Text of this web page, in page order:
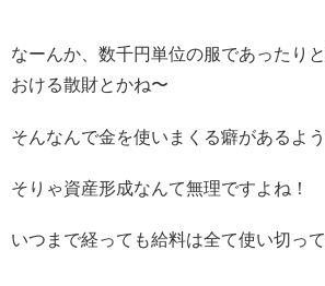
なーんか、数千円単位の服であったり
おける散財とかね〜
そんなんで金を使いまくる癖があるよう
そりゃ資産形成なんて無理ですよね！
いつまで経っても給料は全て使い切っ